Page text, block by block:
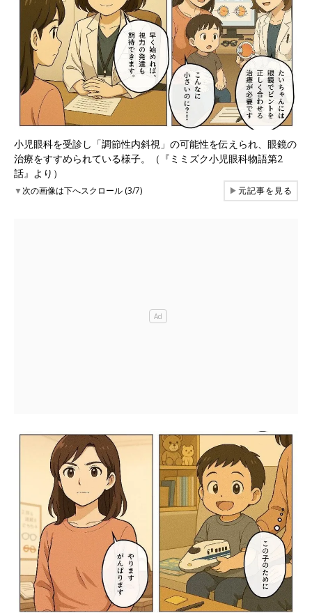
小児眼科を受診し「調節性内斜視」の可能性を伝えられ、眼鏡の
治療をすすめられている様子。（『ミミズク小児眼科物語第2
話』より）
▼次の画像は下へスクロール (3/7) ▶元記事を見る